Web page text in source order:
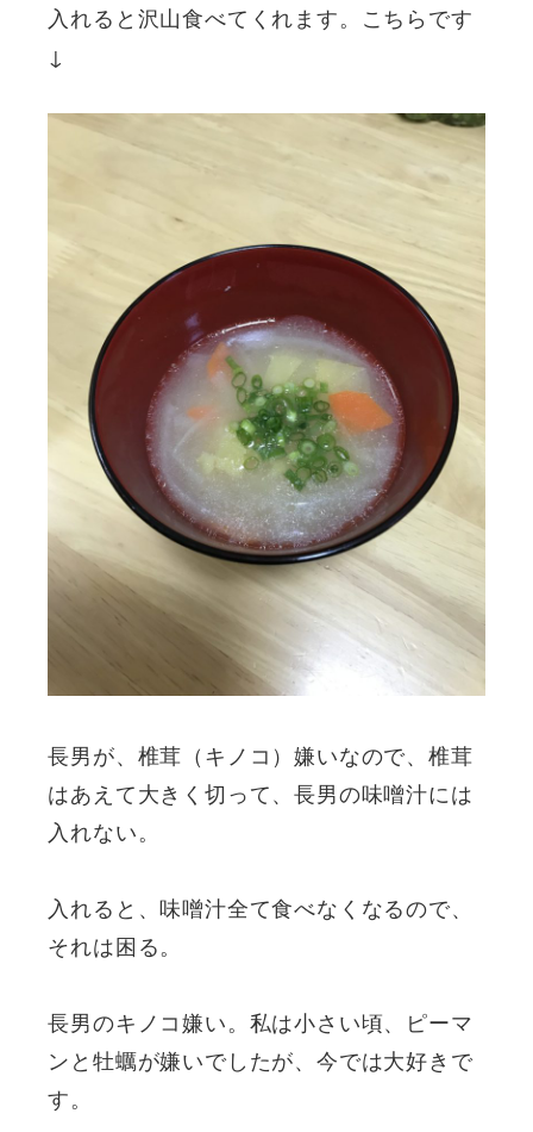
入れると沢山食べてくれます。こちらです
↓
長男が、椎茸（キノコ）嫌いなので、椎茸
はあえて大きく切って、長男の味噌汁には
入れない。
入れると、味噌汁全て食べなくなるので、
それは困る。
長男のキノコ嫌い。私は小さい頃、ピーマ
ンと牡蠣が嫌いでしたが、今では大好きで
す。